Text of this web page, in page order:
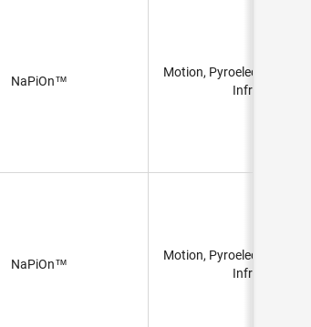
197" (5m) 16.4'
240" (6.096m) 20'
NaPiOn™
Motion, Pyroelectric, PIR
Infrared)
NaPiOn™
Motion, Pyroelectric, PIR
Infrared)